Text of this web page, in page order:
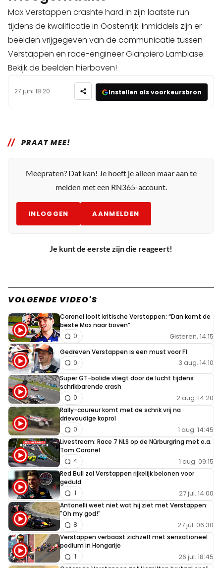
Max Verstappen crashte hard in zijn laatste run
tijdens de kwalificatie in Oostenrijk. Inmiddels zijn er
beelden vrijgegeven van de communicatie tussen
Verstappen en race-engineer Gianpiero Lambiase.
Bekijk de beelden hierboven!
27 juni 18:20 Instellen als voorkeursbron
PRAAT MEE!
Meepraten? Dat kan! Je hoeft je alleen maar aan te
melden met een RN365-account.
INLOGGEN AANMELDEN
Je kunt de eerste zijn die reageert!
VOLGENDE VIDEO'S
Coronel looft kritische Verstappen: “Dan komt de
beste Max naar boven”
Gisteren, 14:15
0
Gedreven Verstappen is een must voor F1
3 aug. 14:10
0
Super GT-bolide vliegt door de lucht tijdens
schrikbarende crash
2 aug. 14:20
0
Rally-coureur komt met de schrik vrij na
drievoudige koprol
1 aug. 14:45
0
Livestream: Race 7 NLS op de Nürburgring met o.a.
Tom Coronel
1 aug. 09:15
4
Red Bull zal Verstappen rijkelijk belonen voor
geduld
27 jul. 14:00
1
Antonelli weet niet wat hij ziet met Verstappen:
"Oh my god!"
27 jul. 06:30
8
Verstappen verbaast zichzelf met sensationeel
podium in Hongarije
26 jul. 18:45
1